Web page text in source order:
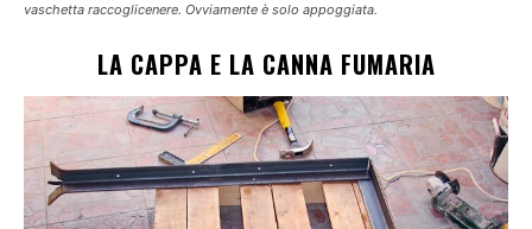
vaschetta raccoglicenere. Ovviamente è solo appoggiata.
LA CAPPA E LA CANNA FUMARIA